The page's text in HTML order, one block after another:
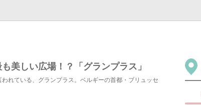
美しい広場！？「グランプラス」
れている、グランプラス。ベルギーの首都・ブリュッセ